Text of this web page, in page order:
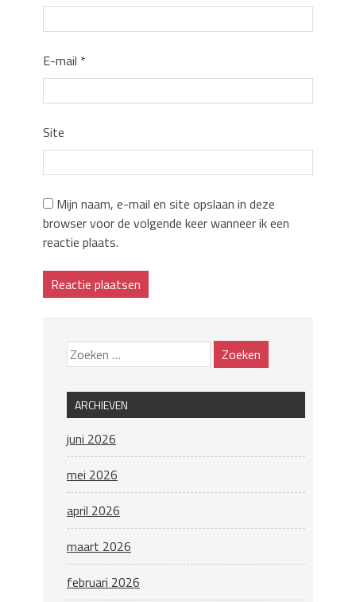
E-mail *
Site
Mijn naam, e-mail en site opslaan in deze
browser voor de volgende keer wanneer ik een
reactie plaats.
ARCHIEVEN
juni 2026
mei 2026
april 2026
maart 2026
februari 2026